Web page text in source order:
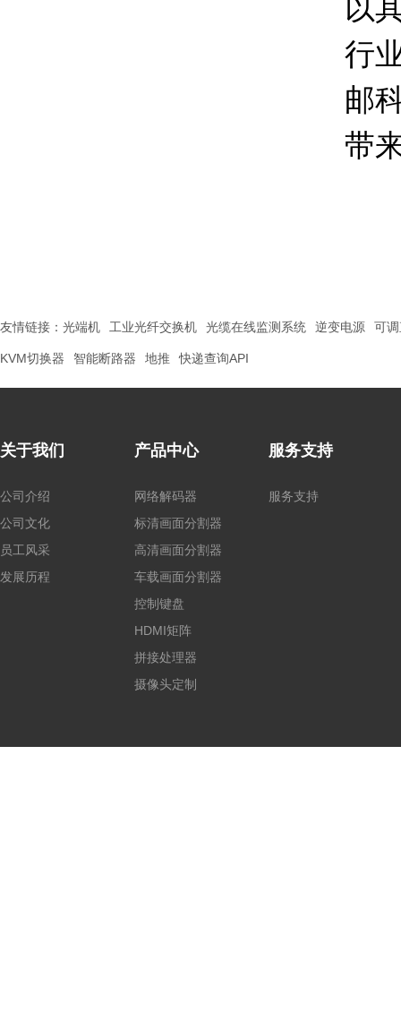
以
行
邮
带
友情链接： 光端机 工业光纤交换机 光缆在线监测系统 逆变电源 可
KVM切换器 智能断路器 地推 快递查询API
关于我们
公司介绍
公司文化
员工风采
发展历程
产品中心
网络解码器
标清画面分割器
高清画面分割器
车载画面分割器
控制键盘
HDMI矩阵
拼接处理器
摄像头定制
服务支持
服务支持